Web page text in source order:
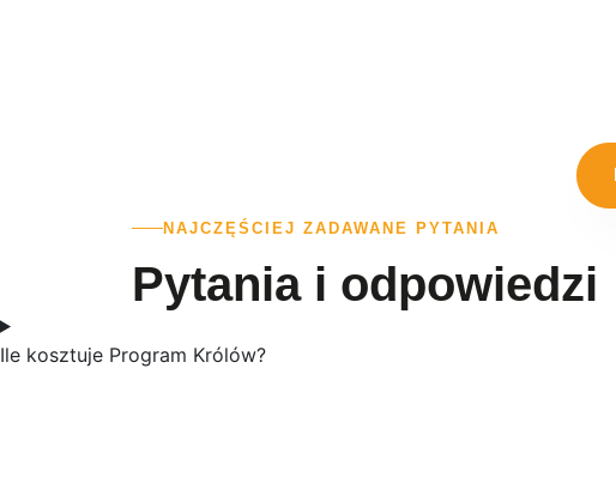
NAJCZĘŚCIEJ ZADAWANE PYTANIA
Pytania i odpowiedzi
Ile kosztuje Program Królów?